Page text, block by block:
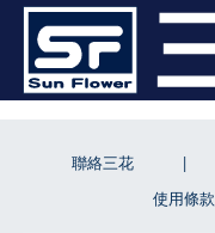
聯絡三花
使用條款